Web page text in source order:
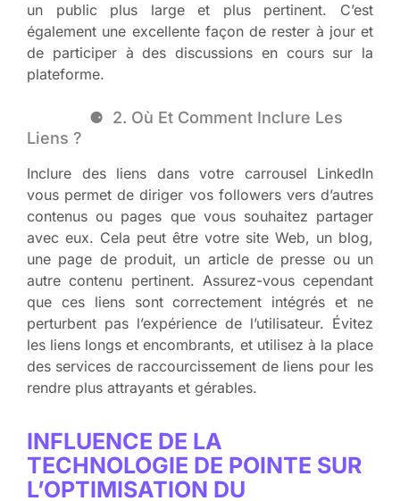
un public plus large et plus pertinent. C’est
également une excellente façon de rester à jour et
de participer à des discussions en cours sur la
plateforme.
2. Où Et Comment Inclure Les
Liens ?
Inclure des liens dans votre carrousel LinkedIn
vous permet de diriger vos followers vers d’autres
contenus ou pages que vous souhaitez partager
avec eux. Cela peut être votre site Web, un blog,
une page de produit, un article de presse ou un
autre contenu pertinent. Assurez-vous cependant
que ces liens sont correctement intégrés et ne
perturbent pas l’expérience de l’utilisateur. Évitez
les liens longs et encombrants, et utilisez à la place
des services de raccourcissement de liens pour les
rendre plus attrayants et gérables.
INFLUENCE DE LA
TECHNOLOGIE DE POINTE SUR
L’OPTIMISATION DU